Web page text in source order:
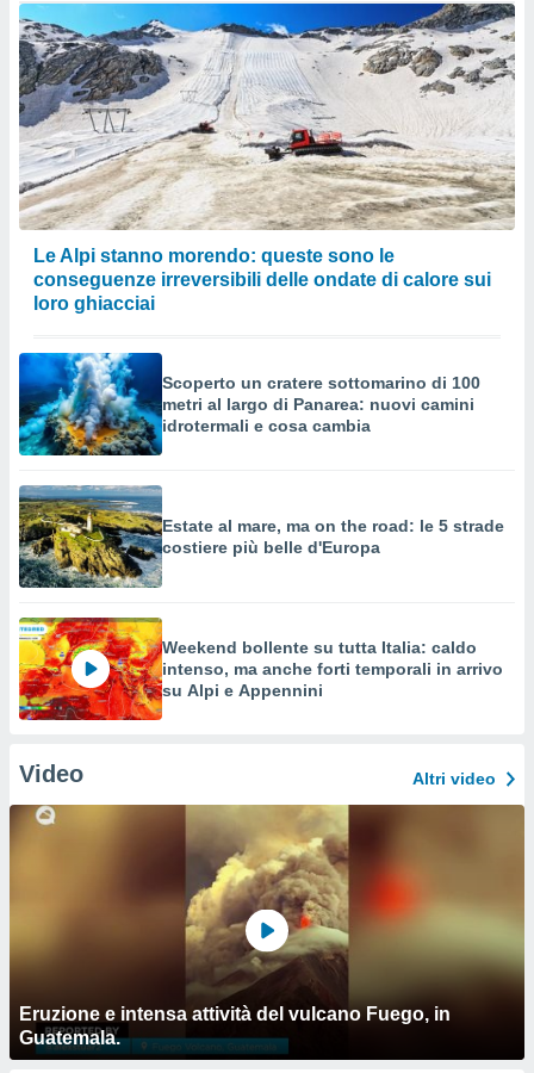
Le Alpi stanno morendo: queste sono le
conseguenze irreversibili delle ondate di calore sui
loro ghiacciai
Scoperto un cratere sottomarino di 100
metri al largo di Panarea: nuovi camini
idrotermali e cosa cambia
Estate al mare, ma on the road: le 5 strade
costiere più belle d'Europa
Weekend bollente su tutta Italia: caldo
intenso, ma anche forti temporali in arrivo
su Alpi e Appennini
Video Altri video
Eruzione e intensa attività del vulcano Fuego, in
Guatemala.